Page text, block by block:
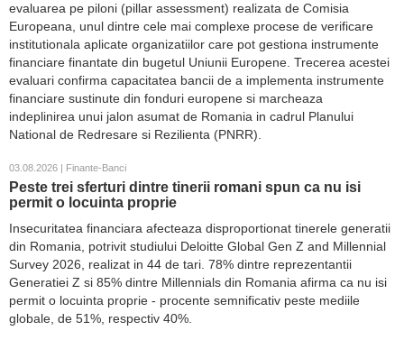
evaluarea pe piloni (pillar assessment) realizata de Comisia
Europeana, unul dintre cele mai complexe procese de verificare
institutionala aplicate organizatiilor care pot gestiona instrumente
financiare finantate din bugetul Uniunii Europene. Trecerea acestei
evaluari confirma capacitatea bancii de a implementa instrumente
financiare sustinute din fonduri europene si marcheaza
indeplinirea unui jalon asumat de Romania in cadrul Planului
National de Redresare si Rezilienta (PNRR).
03.08.2026 | Finante-Banci
Peste trei sferturi dintre tinerii romani spun ca nu isi
permit o locuinta proprie
Insecuritatea financiara afecteaza disproportionat tinerele generatii
din Romania, potrivit studiului Deloitte Global Gen Z and Millennial
Survey 2026, realizat in 44 de tari. 78% dintre reprezentantii
Generatiei Z si 85% dintre Millennials din Romania afirma ca nu isi
permit o locuinta proprie - procente semnificativ peste mediile
globale, de 51%, respectiv 40%.